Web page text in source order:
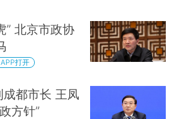
” 北京市政协
APP打开
成都市长 王凤
方针”